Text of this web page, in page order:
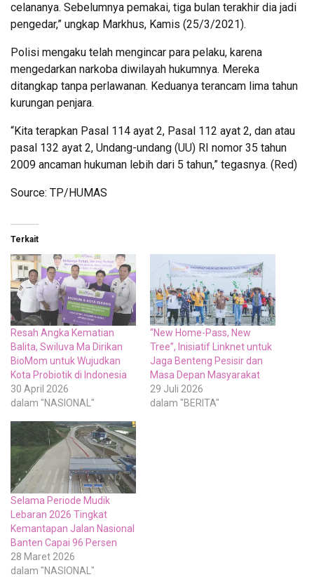
celananya. Sebelumnya pemakai, tiga bulan terakhir dia jadi
pengedar,” ungkap Markhus, Kamis (25/3/2021).
Polisi mengaku telah mengincar para pelaku, karena
mengedarkan narkoba diwilayah hukumnya. Mereka
ditangkap tanpa perlawanan. Keduanya terancam lima tahun
kurungan penjara.
“Kita terapkan Pasal 114 ayat 2, Pasal 112 ayat 2, dan atau
pasal 132 ayat 2, Undang-undang (UU) RI nomor 35 tahun
2009 ancaman hukuman lebih dari 5 tahun,” tegasnya. (Red)
Source: TP/HUMAS
Terkait
Resah Angka Kematian
Balita, Swiluva Ma Dirikan
BioMom untuk Wujudkan
Kota Probiotik di Indonesia
30 April 2026
dalam "NASIONAL"
“New Home-Pass, New
Tree”, Inisiatif Linknet untuk
Jaga Benteng Pesisir dan
Masa Depan Masyarakat
29 Juli 2026
dalam "BERITA"
Selama Periode Mudik
Lebaran 2026 Tingkat
Kemantapan Jalan Nasional
Banten Capai 96 Persen
28 Maret 2026
dalam "NASIONAL"